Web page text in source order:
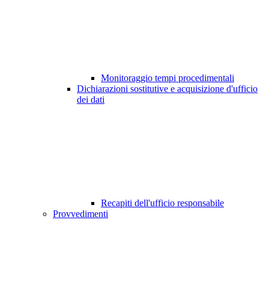
Monitoraggio tempi procedimentali
Dichiarazioni sostitutive e acquisizione d'ufficio
dei dati
Recapiti dell'ufficio responsabile
Provvedimenti